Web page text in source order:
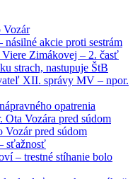
Vozár
násilné akcie proti sestrám
Viere Zimákovej – 2. časť
strach, nastupuje ŠtB
XII. správy MV – npor.
opatrenia
Vozára pred súdom
pred súdom
sťažnosť
– trestné stíhanie bolo